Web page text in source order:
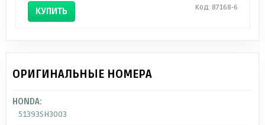
КУПИТЬ Код: 87168-6
ОРИГИНАЛЬНЫЕ НОМЕРА
HONDA:
51393SH3003